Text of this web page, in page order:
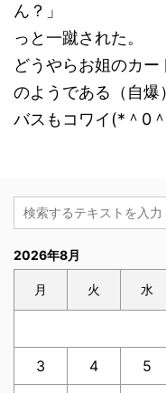
ん？」
っと一蹴された。
どうやらお姐のカ
のようである（自爆）
バスもコワイ(*＾0
2026年8月
月 火 水
3 4 5